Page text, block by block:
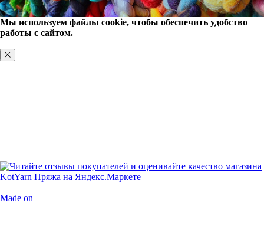
Мы используем файлы cookie, чтобы обеспечить удобство
работы с сайтом.
Made on